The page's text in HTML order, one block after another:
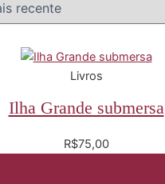
Livros
Ilha Grande submersa
R$75,00